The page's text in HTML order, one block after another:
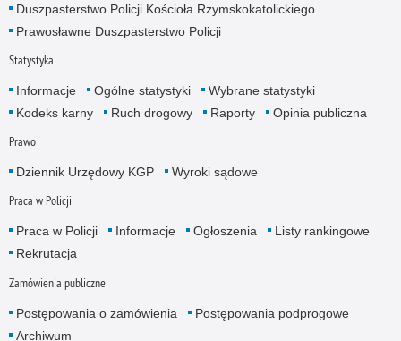
Duszpasterstwo Policji Kościoła Rzymskokatolickiego
Prawosławne Duszpasterstwo Policji
Statystyka
Informacje Ogólne statystyki
Wybrane statystyki
Kodeks karny
Ruch drogowy Raporty Opinia publiczna
Prawo
Dziennik Urzędowy KGP Wyroki sądowe
Praca w Policji
Praca w Policji Informacje Ogłoszenia
Listy rankingowe
Rekrutacja
Zamówienia publiczne
Postępowania o zamówienia
Postępowania podprogowe
Archiwum